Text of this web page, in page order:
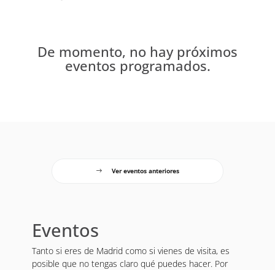
De momento, no hay próximos
eventos programados.
Ver eventos anteriores
Eventos
Tanto si eres de Madrid como si vienes de visita, es
posible que no tengas claro qué puedes hacer. Por